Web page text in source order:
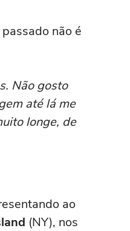
não é
Não gosto
até lá me
longe, de
ao
(NY), nos